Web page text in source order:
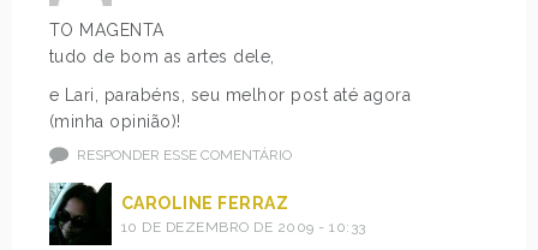
TO MAGENTA
tudo de bom as artes dele,
e Lari, parabéns, seu melhor post até agora
(minha opinião)!
RESPONDER ESSE COMENTÁRIO
CAROLINE FERRAZ
10 DE DEZEMBRO DE 2009 - 10:33